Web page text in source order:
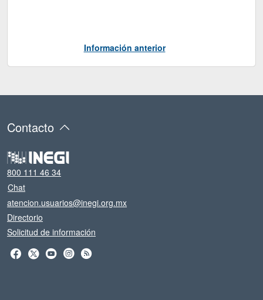
Información anterior
Contacto
800 111 46 34
Chat
atencion.usuarios@inegi.org.mx
Directorio
Solicitud de información